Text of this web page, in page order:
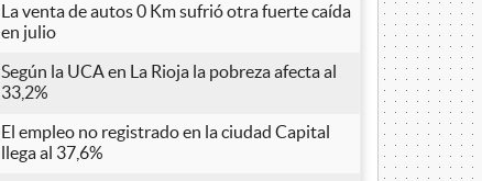
La venta de autos 0 Km sufrió otra fuerte caída
en julio
Según la UCA en La Rioja la pobreza afecta al
33,2%
El empleo no registrado en la ciudad Capital
llega al 37,6%